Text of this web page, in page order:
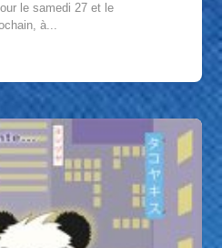
le samedi 27 et le
à...